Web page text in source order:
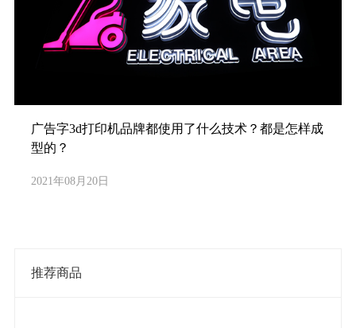
广告字3d打印机品牌都使用了什么技术？都是怎样成
型的？
2021年08月20日
推荐商品